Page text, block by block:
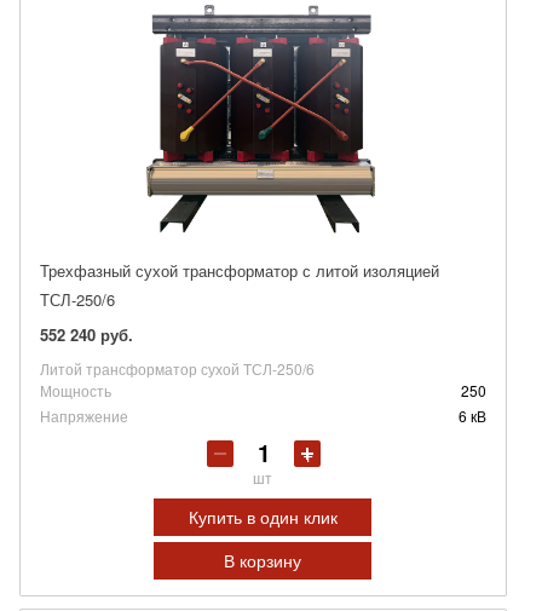
Трехфазный сухой трансформатор с литой изоляцией
ТСЛ-250/6
552 240 руб.
Литой трансформатор сухой ТСЛ-250/6
Мощность
250
Напряжение
6 кВ
шт
Купить в один клик
В корзину